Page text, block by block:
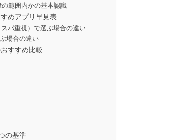
の範囲内かの基本認識
めアプリ早見表
パ重視）で選ぶ場合の違い
場合の違い
すすめ比較
の基準